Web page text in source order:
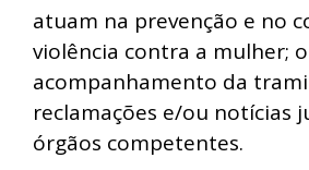
atuam na prevenção e no
violência contra a mulher; o
acompanhamento da
reclamações e/ou notícias
órgãos competentes.